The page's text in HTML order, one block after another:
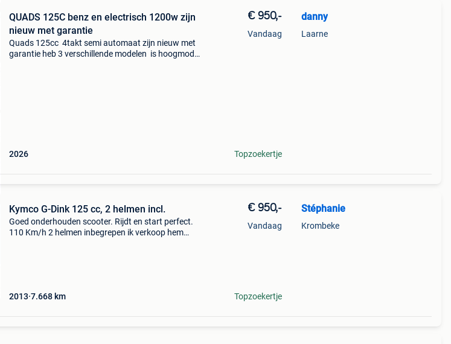
QUADS 125C benz en electrisch 1200w zijn
nieuw met garantie
Quads 125cc 4takt semi automaat zijn nieuw met
garantie heb 3 verschillende modelen is hoogmodel
2026
€ 950,-
Vandaag
Topzoekertje
danny
Laarne
Kymco G-Dink 125 cc, 2 helmen incl.
Goed onderhouden scooter. Rijdt en start perfect.
110 Km/h 2 helmen inbegrepen ik verkoop hem
2013 7.668 km
€ 950,-
Vandaag
Topzoekertje
Stéphanie
Krombeke